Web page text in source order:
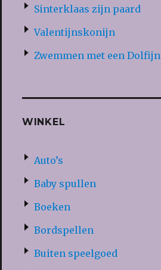
Sinterklaas zijn paard
Valentijnskonijn
Zwemmen met een Dolfijn
WINKEL
Auto’s
Baby spullen
Boeken
Bordspellen
Buiten speelgoed